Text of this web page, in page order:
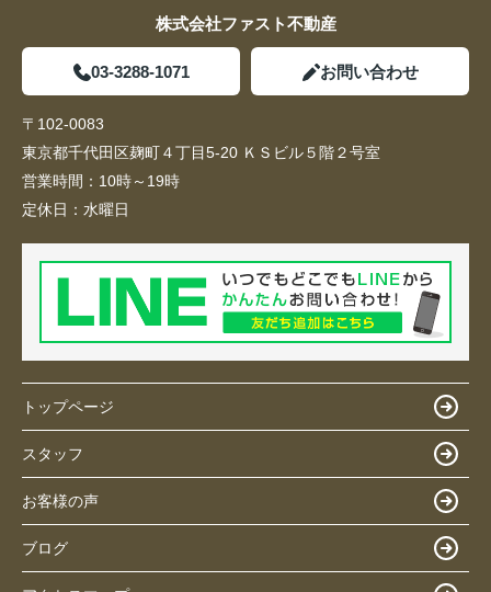
株式会社ファスト不動産
03-3288-1071 お問い合わせ
〒102-0083
東京都千代田区麹町４丁目5-20 ＫＳビル５階２号室
営業時間： 10時～19時
定休日： 水曜日
トップページ
スタッフ
お客様の声
ブログ